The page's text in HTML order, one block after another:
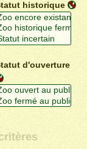
historique
d'ouverture